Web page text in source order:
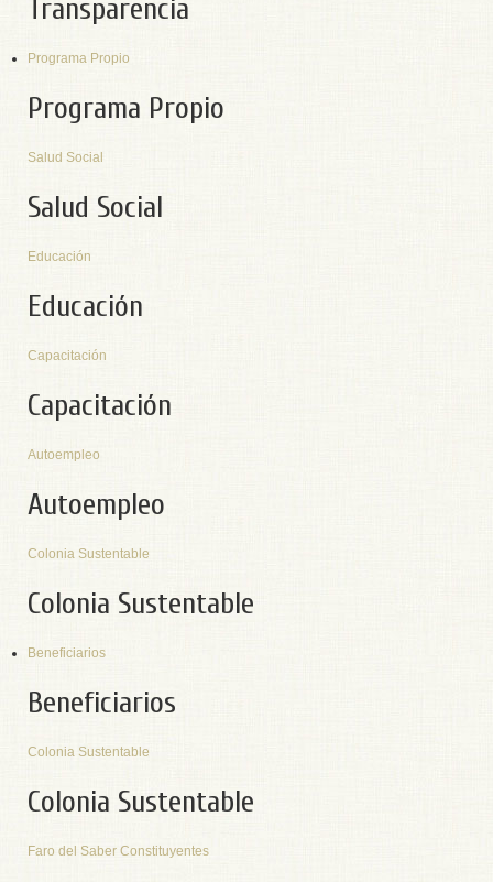
Transparencia
Programa Propio
Programa Propio
Salud Social
Salud Social
Educación
Educación
Capacitación
Capacitación
Autoempleo
Autoempleo
Colonia Sustentable
Colonia Sustentable
Beneficiarios
Beneficiarios
Colonia Sustentable
Colonia Sustentable
Faro del Saber Constituyentes